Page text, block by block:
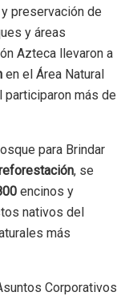
preservación de
y áreas
Azteca llevaron a
en el Área Natural
participaron más de
para Brindar
, se
encinos y
nativos del
más
Corporativos